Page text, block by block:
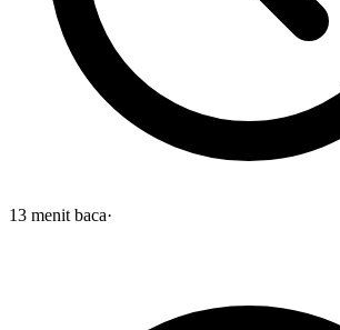
13 menit baca·